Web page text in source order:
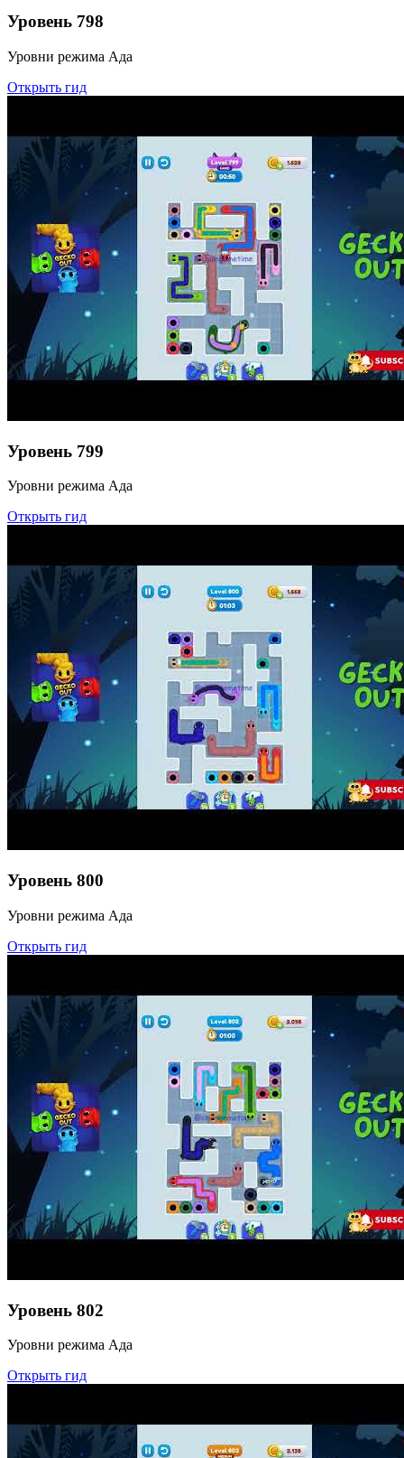
Уровень 798
Уровни режима Ада
Открыть гид
Уровень 799
Уровни режима Ада
Открыть гид
Уровень 800
Уровни режима Ада
Открыть гид
Уровень 802
Уровни режима Ада
Открыть гид